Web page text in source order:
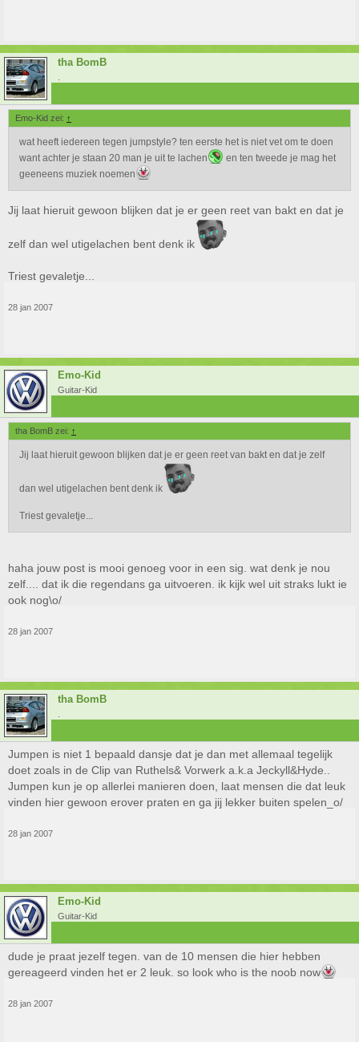
tha BomB
Emo-Kid zei: ↑
wat heeft iedereen tegen jumpstyle? ten eerste het is niet vet om te doen
want achter je staan 20 man je uit te lachen
en ten tweede je mag het
geeneens muziek noemen
Jij laat hieruit gewoon blijken dat je er geen reet van bakt en dat je
zelf dan wel utigelachen bent denk ik
Triest gevaletje...
28 jan 2007
Emo-Kid
Guitar-Kid
tha BomB zei: ↑
Jij laat hieruit gewoon blijken dat je er geen reet van bakt en dat je zelf
dan wel utigelachen bent denk ik
Triest gevaletje...
haha jouw post is mooi genoeg voor in een sig. wat denk je nou
zelf.... dat ik die regendans ga uitvoeren. ik kijk wel uit straks lukt ie
ook nog\o/
28 jan 2007
tha BomB
Jumpen is niet 1 bepaald dansje dat je dan met allemaal tegelijk
doet zoals in de Clip van Ruthels& Vorwerk a.k.a Jeckyll&Hyde..
Jumpen kun je op allerlei manieren doen, laat mensen die dat leuk
vinden hier gewoon erover praten en ga jij lekker buiten spelen_o/
28 jan 2007
Emo-Kid
Guitar-Kid
dude je praat jezelf tegen. van de 10 mensen die hier hebben
gereageerd vinden het er 2 leuk. so look who is the noob now
28 jan 2007